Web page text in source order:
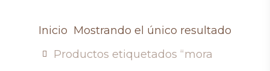
Mostrando el único resultado
Inicio
Productos etiquetados “mora